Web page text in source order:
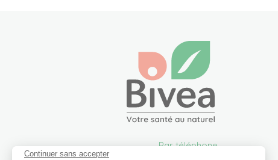
Par téléphone
Continuer sans accepter